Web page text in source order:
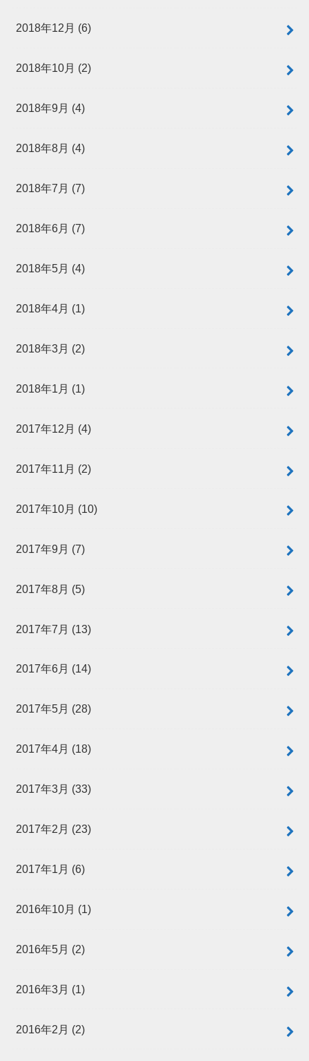
2018年12月 (6)
2018年10月 (2)
2018年9月 (4)
2018年8月 (4)
2018年7月 (7)
2018年6月 (7)
2018年5月 (4)
2018年4月 (1)
2018年3月 (2)
2018年1月 (1)
2017年12月 (4)
2017年11月 (2)
2017年10月 (10)
2017年9月 (7)
2017年8月 (5)
2017年7月 (13)
2017年6月 (14)
2017年5月 (28)
2017年4月 (18)
2017年3月 (33)
2017年2月 (23)
2017年1月 (6)
2016年10月 (1)
2016年5月 (2)
2016年3月 (1)
2016年2月 (2)